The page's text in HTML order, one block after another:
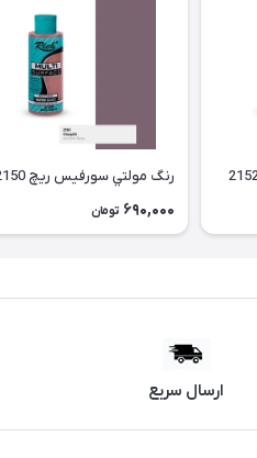
رنگ مولتي سورفیس ریچ 2150
690,000 تومان
ارسال سریع